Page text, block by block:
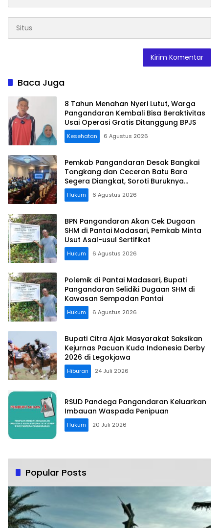
Baca Juga
8 Tahun Menahan Nyeri Lutut, Warga
Pangandaran Kembali Bisa Beraktivitas
Usai Operasi Gratis Ditanggung BPJS
Kesehatan 6 Agustus 2026
Pemkab Pangandaran Desak Bangkai
Tongkang dan Ceceran Batu Bara
Segera Diangkat, Soroti Buruknya
Koordinasi Perusahaan
Hukum 6 Agustus 2026
BPN Pangandaran Akan Cek Dugaan
SHM di Pantai Madasari, Pemkab Minta
Usut Asal-usul Sertifikat
Hukum 6 Agustus 2026
Polemik di Pantai Madasari, Bupati
Pangandaran Selidiki Dugaan SHM di
Kawasan Sempadan Pantai
Hukum 6 Agustus 2026
Bupati Citra Ajak Masyarakat Saksikan
Kejurnas Pacuan Kuda Indonesia Derby
2026 di Legokjawa
Hiburan 24 Juli 2026
RSUD Pandega Pangandaran Keluarkan
Imbauan Waspada Penipuan
Hukum 20 Juli 2026
Popular Posts